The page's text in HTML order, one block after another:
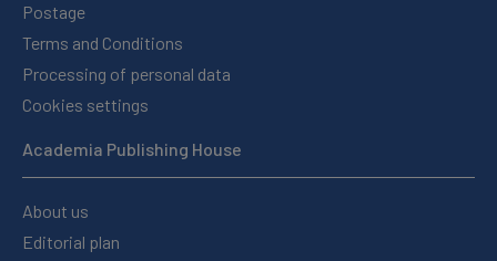
Postage
Terms and Conditions
Processing of personal data
Cookies settings
Academia Publishing House
About us
Editorial plan